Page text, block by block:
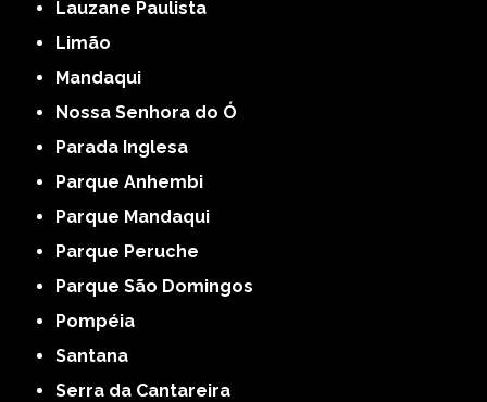
Lauzane Paulista
Limão
Mandaqui
Nossa Senhora do Ó
Parada Inglesa
Parque Anhembi
Parque Mandaqui
Parque Peruche
Parque São Domingos
Pompéia
Santana
Serra da Cantareira